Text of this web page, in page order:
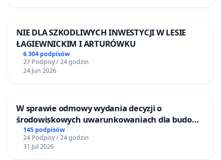
NIE DLA SZKODLIWYCH INWESTYCJI W LESIE
ŁAGIEWNICKIM I ARTURÓWKU
6 304 podpisów
27 Podpisy / 24 godzin
24 Jun 2026
W sprawie odmowy wydania decyzji o
środowiskowych uwarunkowaniach dla budowy
zakładu wytwarzania biometanu „Krynki” w
Ostrowiu Południowym oraz ochrony
mieszkańców i Puszczy Knyszyńskiej
145 podpisów
24 Podpisy / 24 godzin
31 Jul 2026